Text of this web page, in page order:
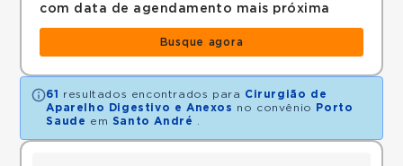
com data de agendamento mais próxima
Busque agora
61 resultados encontrados para Cirurgião de
Aparelho Digestivo e Anexos no convênio
Porto
Saude em Santo André